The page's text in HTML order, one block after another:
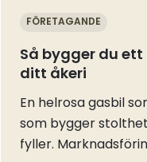
FÖRETAGANDE
Så bygger du
ditt åkeri
En helrosa gasbil
som bygger
fyller.